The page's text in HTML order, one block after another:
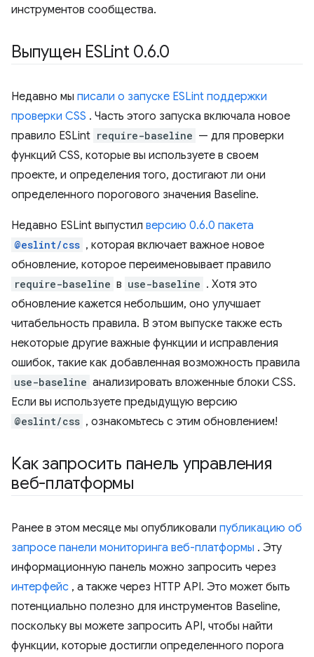
инструментов сообщества.
Выпущен ESLint 0.6.0
Недавно мы писали о запуске ESLint поддержки
проверки CSS . Часть этого запуска включала новое
правило ESLint require-baseline — для проверки
функций CSS, которые вы используете в своем
проекте, и определения того, достигают ли они
определенного порогового значения Baseline.
Недавно ESLint выпустил версию 0.6.0 пакета
@eslint/css , которая включает важное новое
обновление, которое переименовывает правило
require-baseline в use-baseline . Хотя это
обновление кажется небольшим, оно улучшает
читабельность правила. В этом выпуске также есть
некоторые другие важные функции и исправления
ошибок, такие как добавленная возможность правила
use-baseline анализировать вложенные блоки CSS.
Если вы используете предыдущую версию
@eslint/css , ознакомьтесь с этим обновлением!
Как запросить панель управления
веб-платформы
Ранее в этом месяце мы опубликовали публикацию об
запросе панели мониторинга веб-платформы . Эту
информационную панель можно запросить через
интерфейс , а также через HTTP API. Это может быть
потенциально полезно для инструментов Baseline,
поскольку вы можете запросить API, чтобы найти
функции, которые достигли определенного порога